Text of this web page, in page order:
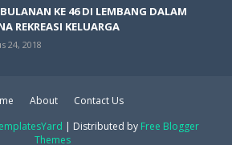
KE 46 DI LEMBANG DALAM
REKREASI KELUARGA
24, 2018
About
Contact Us
| Distributed by Free Blogger
Themes